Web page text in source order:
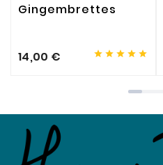
Gingembrettes
14,00 €     